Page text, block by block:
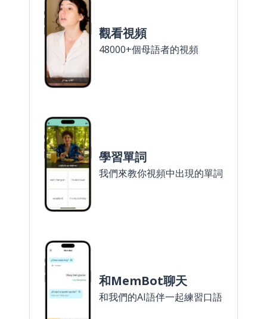
觀看視頻
48000+個母語者的視頻
學習單詞
我們來教你視頻中出現的單詞
和MemBot聊天
和我們的AI語伴一起練習口語